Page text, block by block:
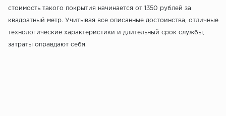
стоимость такого покрытия начинается от 1350 рублей за
квадратный метр. Учитывая все описанные достоинства, отличные
технологические характеристики и длительный срок службы,
затраты оправдают себя.